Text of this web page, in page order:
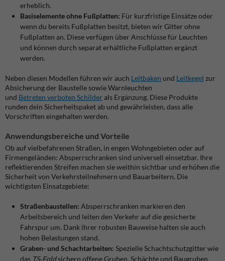
erheblich.
Basiselemente ohne Fußplatten: Für kurzfristige Einsätze oder
wenn du bereits Fußplatten besitzt, bieten wir Gitter ohne
Fußplatten an. Diese verfügen über Anschlüsse für Leuchten
und können durch separat erhältliche Fußplatten ergänzt
werden.
Neben diesen Modellen führen wir auch Leitbaken und Leitkegel zur
Absicherung der Baustelle sowie Warnleuchten
und Betreten verboten Schilder als Ergänzung. Diese Produkte
runden dein Sicherheitspaket ab und gewährleisten, dass alle
Vorschriften eingehalten werden.
Anwendungsbereiche und Vorteile
Ob auf vielbefahrenen Straßen, in engen Wohngebieten oder auf
Firmengeländen: Absperrschranken sind universell einsetzbar. Ihre
reflektierenden Streifen machen sie weithin sichtbar und erhöhen die
Sicherheit von Verkehrsteilnehmern und Bauarbeitern. Die
wichtigsten Einsatzgebiete:
Straßenbaustellen: Absperrschranken markieren den
Arbeitsbereich und leiten den Verkehr auf die gesicherte
Fahrspur um. Dank ihrer robusten Bauweise halten sie auch
hohen Belastungen stand.
Graben- und Schachtarbeiten: Spezielle Schachtschutzgitter wie
das TS‑Foldsichern offene Gruben, Schächte und Baugruben